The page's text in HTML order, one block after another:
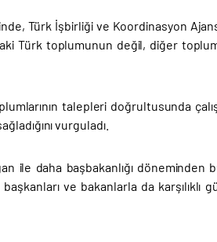
Türk İşbirliği ve Koordinasyon
Türk toplumunun değil, diğer
talepleri doğrultusunda
vurguladı.
ile daha başbakanlığı
ve bakanlarla da